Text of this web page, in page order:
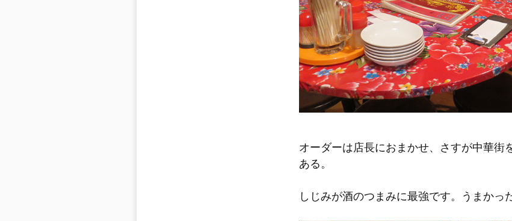
オーダーは店長におまかせ、さすが中華街
ある。
しじみが酒のつまみに最強です。うまかっ